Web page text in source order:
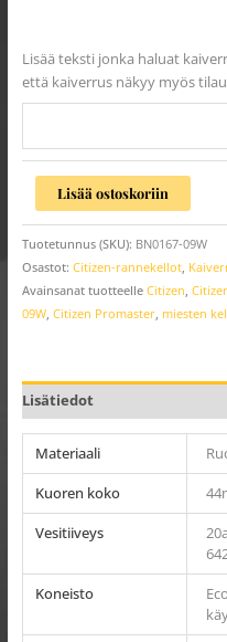
Lisää teksti jonka haluat
että kaiverrus näkyy myös
Lisää ostoskoriin
Tuotetunnus (SKU): BN0167-09W
Osastot: Citizen-rannekellot,
Avainsanat tuotteelle Citizen,
09W, Citizen Promaster, miesten
Lisätiedot
Materiaali
Kuoren koko
Vesitiiveys
Koneisto